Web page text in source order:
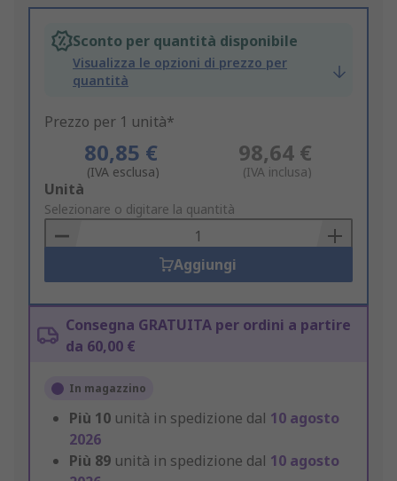
Sconto per quantità disponibile
Visualizza le opzioni di prezzo per
quantità
Prezzo per 1 unità*
80,85 €
(IVA esclusa)
98,64 €
(IVA inclusa)
Add
to
Basket
Unità
Selezionare o digitare la quantità
Aggiungi
Consegna GRATUITA per ordini a partire
da 60,00 €
In magazzino
Più 10 unità in spedizione dal 10 agosto
2026
Più 89 unità in spedizione dal 10 agosto